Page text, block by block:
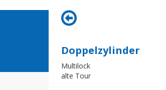
Doppelzylinder
Multilock
alte Tour